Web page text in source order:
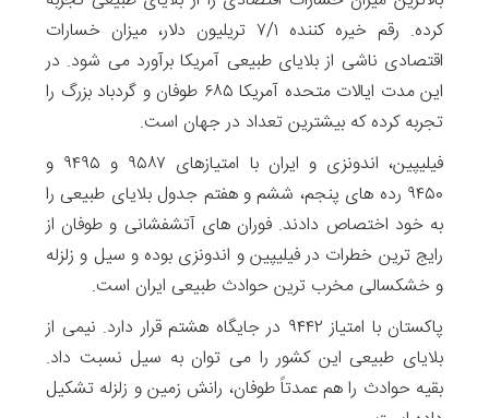
کرده. رقم خیره کننده ۷/۱ تریلیون دلار، میزان خسارات
اقتصادی ناشی از بلایای طبیعی آمریکا برآورد می شود. در
این مدت ایالات متحده آمریکا ۶۸۵ طوفان و گردباد بزرگ را
تجربه کرده که بیشترین تعداد در جهان است.
فیلیپین، اندونزی و ایران با امتیازهای ۹۵۸۷ و ۹۴۹۵ و
۹۴۵۰ رده های پنجم، ششم و هفتم جدول بلایای طبیعی را
به خود اختصاص دادند. فوران های آتشفشانی و طوفان از
رایج ترین خطرات در فیلیپین و اندونزی بوده و سیل و زلزله
و خشکسالی مخرب ترین حوادث طبیعی ایران است.
پاکستان با امتیاز ۹۴۴۲ در جایگاه هشتم قرار دارد. نیمی از
بلایای طبیعی این کشور را می توان به سیل نسبت داد.
بقیه حوادث را هم عمدتاً طوفان، رانش زمین و زلزله تشکیل